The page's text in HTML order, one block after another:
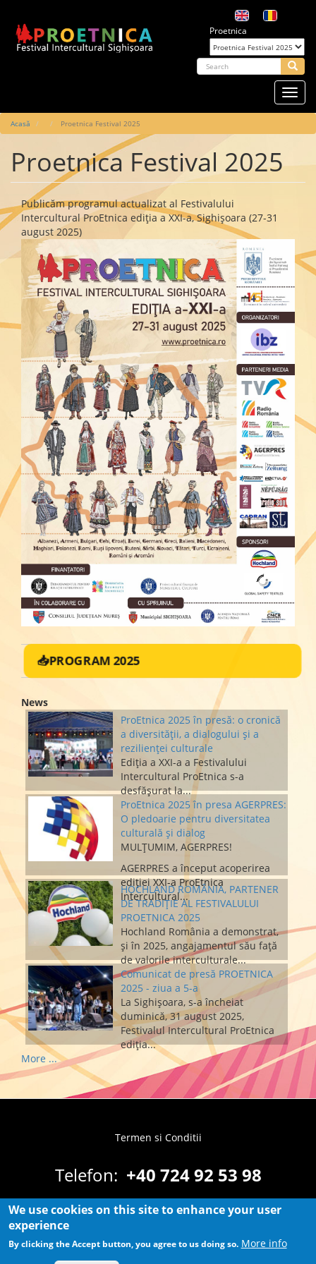
conţinutul
principal
Proetnica
Main
navigation
Acasă Proetnica Festival 2025
Proetnica Festival 2025
Publicăm programul actualizat al Festivalului
Intercultural ProEtnica ediția a XXI-a, Sighișoara (27-31
august 2025)
📥PROGRAM 2025
News
ProEtnica 2025 în presă: o cronică
a diversității, a dialogului și a
rezilienței culturale
Ediția a XXI-a a Festivalului
Intercultural ProEtnica s-a
desfășurat la...
ProEtnica 2025 în presa AGERPRES:
O pledoarie pentru diversitatea
culturală și dialog
MULȚUMIM, AGERPRES!
AGERPRES a început acoperirea
ediției XXI-a ProEtnica
Intercultural...
HOCHLAND ROMÂNIA, PARTENER
DE TRADIȚIE AL FESTIVALULUI
PROETNICA 2025
Hochland România a demonstrat,
și în 2025, angajamentul său față
de valorile interculturale...
Comunicat de presă PROETNICA
2025 - ziua a 5-a
La Sighișoara, s-a încheiat
duminică, 31 august 2025,
Festivalul Intercultural ProEtnica
ediția...
More ...
menu
Termen si Conditii
Telefon: +40 724 92 53 98
Email:proetnica@ibz.ro
We use cookies on this site to enhance your user
experience
By clicking the Accept button, you agree to us doing so. More info